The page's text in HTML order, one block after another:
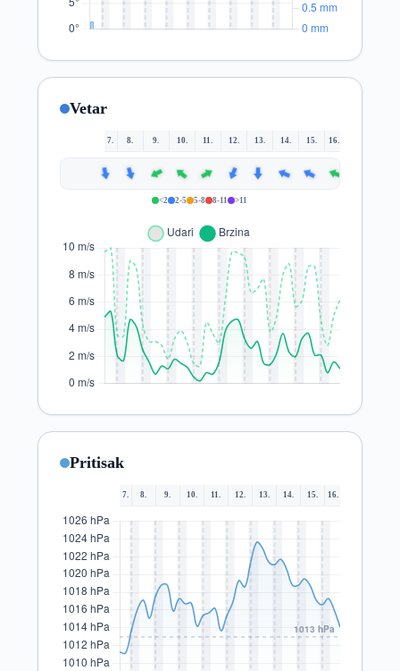
Vetar
7. 8. 9. 10. 11. 12. 13. 14. 15. 16.
Pritisak
7. 8. 9. 10. 11. 12. 13. 14. 15. 16.